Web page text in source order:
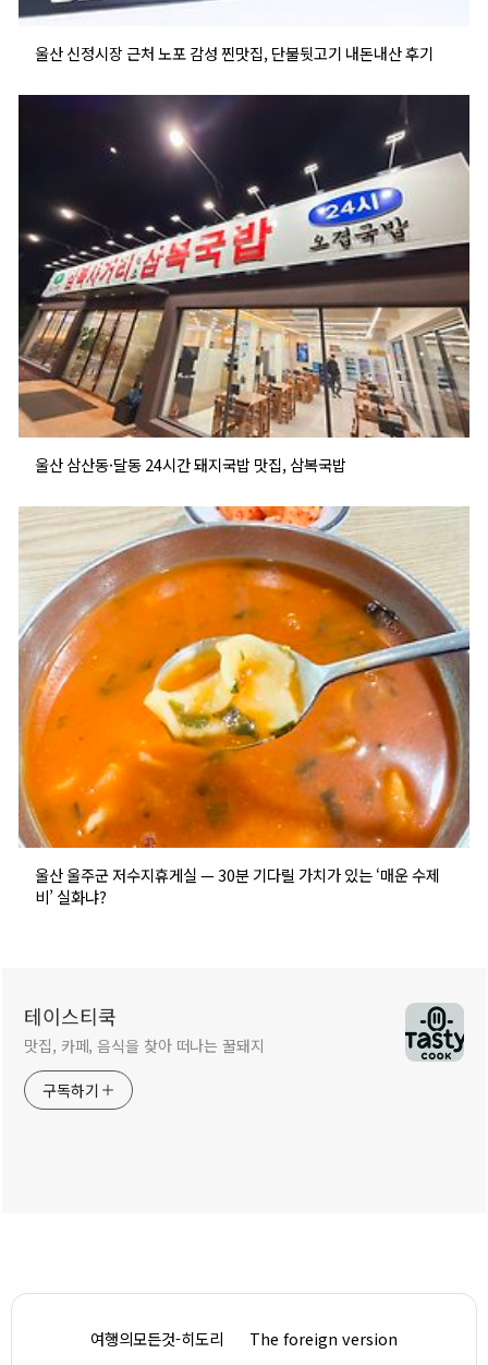
울산 신정시장 근처 노포 감성 찐맛집, 단불뒷고기 내돈내산 후기
울산 삼산동·달동 24시간 돼지국밥 맛집, 삼복국밥
울산 울주군 저수지휴게실 — 30분 기다릴 가치가 있는 ‘매운 수제
비’ 실화냐?
테이스티쿡
맛집, 카페, 음식을 찾아 떠나는 꿀돼지
구독하기
여행의모든것-히도리 The foreign version